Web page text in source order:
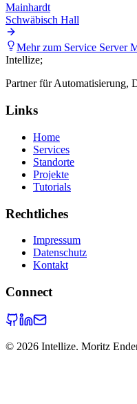
Mainhardt
Schwäbisch Hall
Mehr zum Service Server
Intellize;
Partner für Automatisierung,
Links
Home
Services
Standorte
Projekte
Tutorials
Rechtliches
Impressum
Datenschutz
Kontakt
Connect
© 2026 Intellize. Moritz